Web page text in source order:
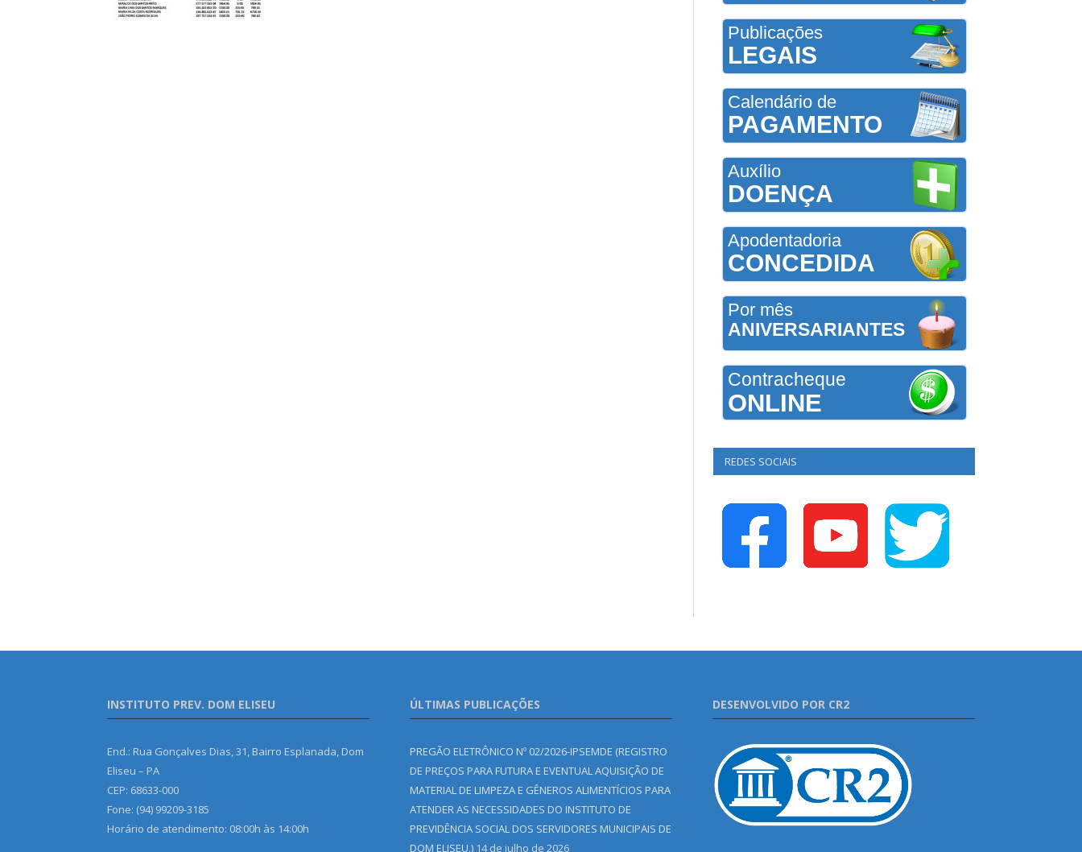
Publicações
LEGAIS
Calendário de
PAGAMENTO
Auxílio
DOENÇA
Apodentadoria
CONCEDIDA
Por mês
ANIVERSARIANTES
Contracheque
ONLINE
REDES SOCIAIS
INSTITUTO PREV. DOM ELISEU
End.: Rua Gonçalves Dias, 31, Bairro Esplanada, Dom
Eliseu – PA
CEP: 68633-000
Fone: (94) 99209-3185
Horário de atendimento: 08:00h às 14:00h
ÚLTIMAS PUBLICAÇÕES
PREGÃO ELETRÔNICO Nº 02/2026-IPSEMDE (REGISTRO
DE PREÇOS PARA FUTURA E EVENTUAL AQUISIÇÃO DE
MATERIAL DE LIMPEZA E GÊNEROS ALIMENTÍCIOS PARA
ATENDER AS NECESSIDADES DO INSTITUTO DE
PREVIDÊNCIA SOCIAL DOS SERVIDORES MUNICIPAIS DE
DOM ELISEU.) 14 de julho de 2026
DESENVOLVIDO POR CR2